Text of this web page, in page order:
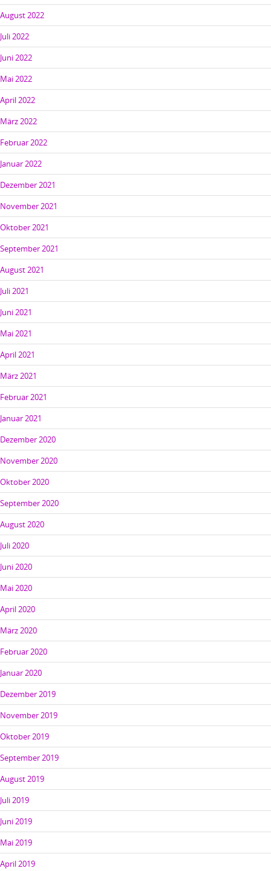
August 2022
Juli 2022
Juni 2022
Mai 2022
April 2022
März 2022
Februar 2022
Januar 2022
Dezember 2021
November 2021
Oktober 2021
September 2021
August 2021
Juli 2021
Juni 2021
Mai 2021
April 2021
März 2021
Februar 2021
Januar 2021
Dezember 2020
November 2020
Oktober 2020
September 2020
August 2020
Juli 2020
Juni 2020
Mai 2020
April 2020
März 2020
Februar 2020
Januar 2020
Dezember 2019
November 2019
Oktober 2019
September 2019
August 2019
Juli 2019
Juni 2019
Mai 2019
April 2019